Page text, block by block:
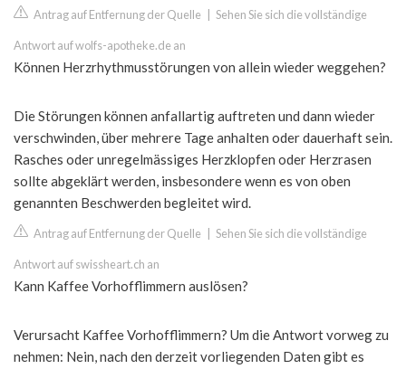
Antrag auf Entfernung der Quelle Sehen Sie sich die vollständige
Antwort auf wolfs-apotheke.de an
Können Herzrhythmusstörungen von allein wieder weggehen?
Die Störungen können anfallartig auftreten und dann wieder
verschwinden, über mehrere Tage anhalten oder dauerhaft sein.
Rasches oder unregelmässiges Herzklopfen oder Herzrasen
sollte abgeklärt werden, insbesondere wenn es von oben
genannten Beschwerden begleitet wird.
Antrag auf Entfernung der Quelle Sehen Sie sich die vollständige
Antwort auf swissheart.ch an
Kann Kaffee Vorhofflimmern auslösen?
Verursacht Kaffee Vorhofflimmern? Um die Antwort vorweg zu
nehmen: Nein, nach den derzeit vorliegenden Daten gibt es